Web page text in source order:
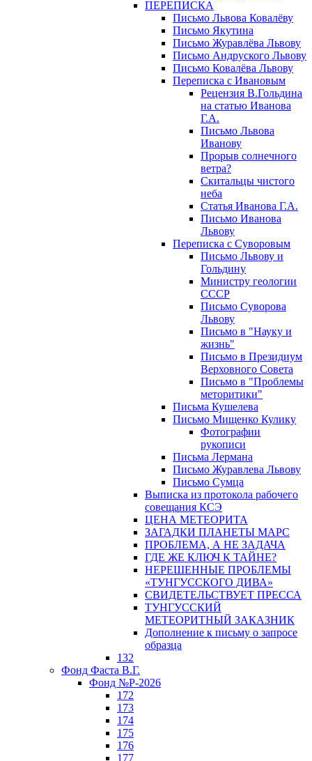
ПЕРЕПИСКА
Письмо Львова Ковалёву
Письмо Якутина
Письмо Журавлёва Львову
Письмо Андруского Львову
Письмо Ковалёва Львову
Переписка с Ивановым
Рецензия В.Гольдина
на статью Иванова
Г.А.
Письмо Львова
Иванову
Прорыв солнечного
ветра?
Скитальцы чистого
неба
Статья Иванова Г.А.
Письмо Иванова
Львову
Переписка с Суворовым
Письмо Львову и
Гольдину
Министру геологии
СССР
Письмо Суворова
Львову
Письмо в "Науку и
жизнь"
Письмо в Президиум
Верховного Совета
Письмо в "Проблемы
меторитики"
Письма Кушелева
Письмо Мищенко Кулику
Фотографии
рукописи
Письма Лермана
Письмо Журавлева Львову
Письмо Сумца
Выписка из протокола рабочего
совещания КСЭ
ЦЕНА МЕТЕОРИТА
ЗАГАДКИ ПЛАНЕТЫ МАРС
ПРОБЛЕМА, А НЕ ЗАДАЧА
ГДЕ ЖЕ КЛЮЧ К ТАЙНЕ?
НЕРЕШЕННЫЕ ПРОБЛЕМЫ
«ТУНГУССКОГО ДИВА»
СВИДЕТЕЛЬСТВУЕТ ПРЕССА
ТУНГУССКИЙ
МЕТЕОРИТНЫЙ ЗАКАЗНИК
Дополнение к письму о запросе
образца
132
Фонд Фаста В.Г.
Фонд №Р-2026
172
173
174
175
176
177